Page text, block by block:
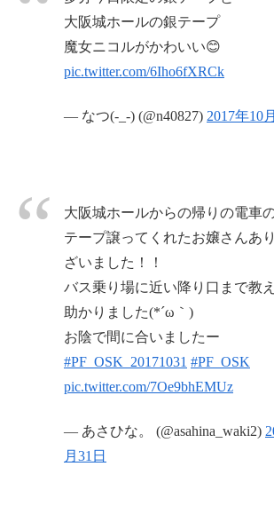
大阪城ホールの銀テープ
魔女ニコルがかわいい😊
pic.twitter.com/6Iho6fXRCk
— なつ(-_-) (@n40827) 2017年10
大阪城ホールからの帰りの電車
テープ譲ってくれたお嬢さんあ
ざいました！！
バス乗り場に近い降り口まで教
助かりました(*´ω｀)
お陰で間に合いましたー
#PF_OSK_20171031 #PF_OSK
pic.twitter.com/7Oe9bhEMUz
— あさひな。 (@asahina_waki2)
月31日